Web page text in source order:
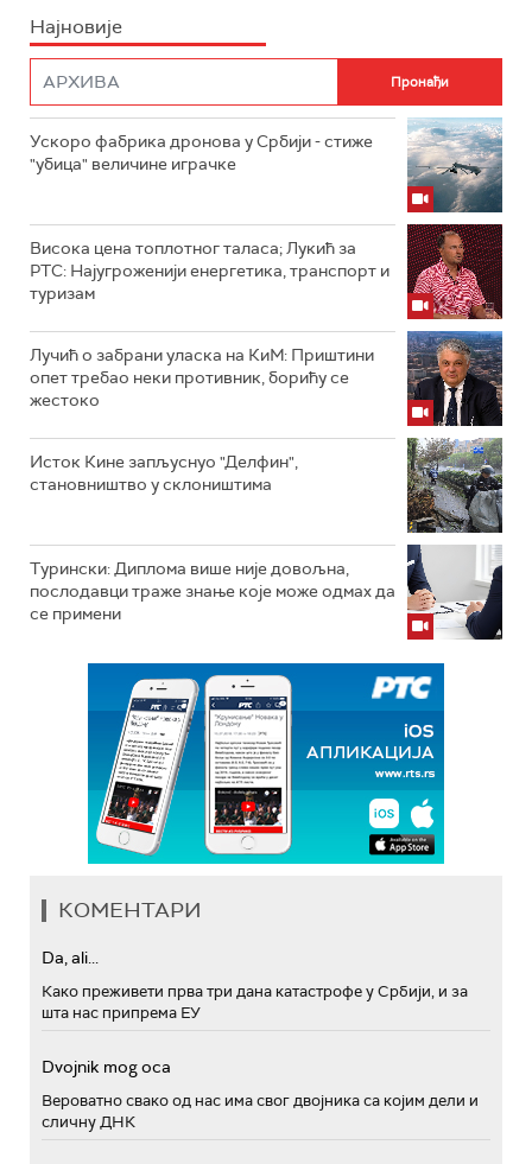
Најновије
Ускоро фабрика дронова у Србији - стиже
"убица" величине играчке
Висока цена топлотног таласа; Лукић за
РТС: Најугроженији енергетика, транспорт и
туризам
Лучић о забрани уласка на КиМ: Приштини
опет требао неки противник, борићу се
жестоко
Исток Кине запљуснуо "Делфин",
становништво у склоништима
Турински: Диплома више није довољна,
послодавци траже знање које може одмах да
се примени
КОМЕНТАРИ
Da, ali...
Како преживети прва три дана катастрофе у Србији, и за
шта нас припрема ЕУ
Dvojnik mog oca
Вероватно свако од нас има свог двојника са којим дели и
сличну ДНК